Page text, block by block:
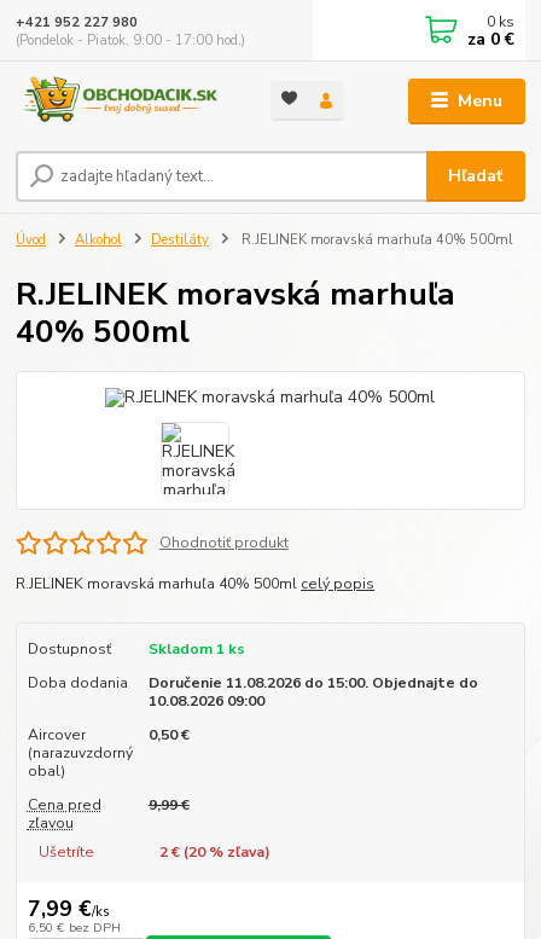
Menu
Hľadať
+421 952 227 980
(Pondelok - Piatok, 9:00 - 17:00 hod.)
0 ks
za 0 €
Úvod Alkohol Destiláty R.JELINEK moravská marhuľa 40% 500ml
R.JELINEK moravská marhuľa
40% 500ml
Ohodnotiť produkt
R.JELINEK moravská marhuľa 40% 500ml celý popis
Dostupnosť
Skladom 1 ks
Doba dodania
Doručenie 11.08.2026 do 15:00. Objednajte do
10.08.2026 09:00
Aircover
(narazuvzdorný
obal)
0,50 €
Cena pred
zľavou
9,99 €
Ušetríte 2 € (20% zľava)
7,99 €/ks
6,50 € bez DPH